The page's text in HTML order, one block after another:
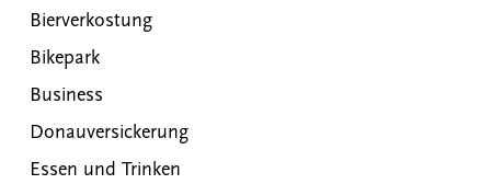
Bierverkostung
Bikepark
Business
Donauversickerung
Essen und Trinken